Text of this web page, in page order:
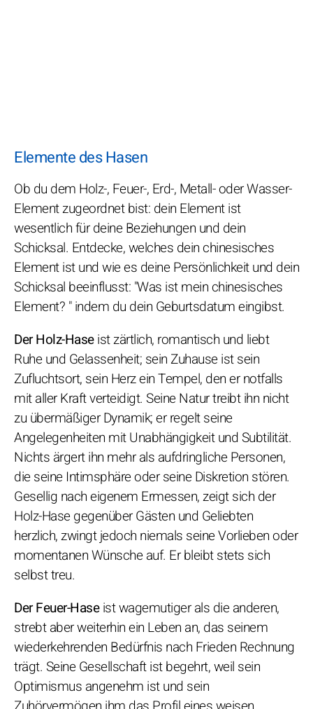
Elemente des Hasen
Ob du dem Holz-, Feuer-, Erd-, Metall- oder Wasser-
Element zugeordnet bist: dein Element ist
wesentlich für deine Beziehungen und dein
Schicksal. Entdecke, welches dein chinesisches
Element ist und wie es deine Persönlichkeit und dein
Schicksal beeinflusst: "Was ist mein chinesisches
Element? " indem du dein Geburtsdatum eingibst.
Der Holz-Haseist zärtlich, romantisch und liebt
Ruhe und Gelassenheit; sein Zuhause ist sein
Zufluchtsort, sein Herz ein Tempel, den er notfalls
mit aller Kraft verteidigt. Seine Natur treibt ihn nicht
zu übermäßiger Dynamik; er regelt seine
Angelegenheiten mit Unabhängigkeit und Subtilität.
Nichts ärgert ihn mehr als aufdringliche Personen,
die seine Intimsphäre oder seine Diskretion stören.
Gesellig nach eigenem Ermessen, zeigt sich der
Holz-Hase gegenüber Gästen und Geliebten
herzlich, zwingt jedoch niemals seine Vorlieben oder
momentanen Wünsche auf. Er bleibt stets sich
selbst treu.
Der Feuer-Haseist wagemutiger als die anderen,
strebt aber weiterhin ein Leben an, das seinem
wiederkehrenden Bedürfnis nach Frieden Rechnung
trägt. Seine Gesellschaft ist begehrt, weil sein
Optimismus angenehm ist und sein